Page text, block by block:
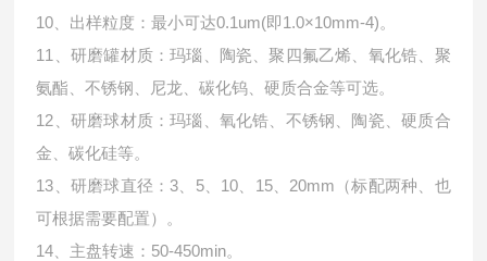
10、出样粒度：最小可达0.1um(即1.0×10mm-4)。
11、研磨罐材质：玛瑙、陶瓷、聚四氟乙烯、氧化锆、聚
氨酯、不锈钢、尼龙、碳化钨、硬质合金等可选。
12、研磨球材质：玛瑙、氧化锆、不锈钢、陶瓷、硬质合
金、碳化硅等。
13、研磨球直径：3、5、10、15、20mm（标配两种、也
可根据需要配置）。
14、主盘转速：50-450min。